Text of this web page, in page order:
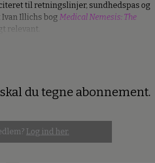
til retningslinjer, sundhedspas og
Illichs bog Medical Nemesis: The
relevant.
du tegne abonnement.
Log ind her.